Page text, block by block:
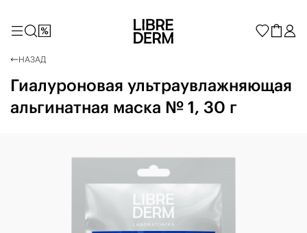
НАЗАД
Гиалуроновая ультраувлажняющая
альгинатная маска № 1, 30 г